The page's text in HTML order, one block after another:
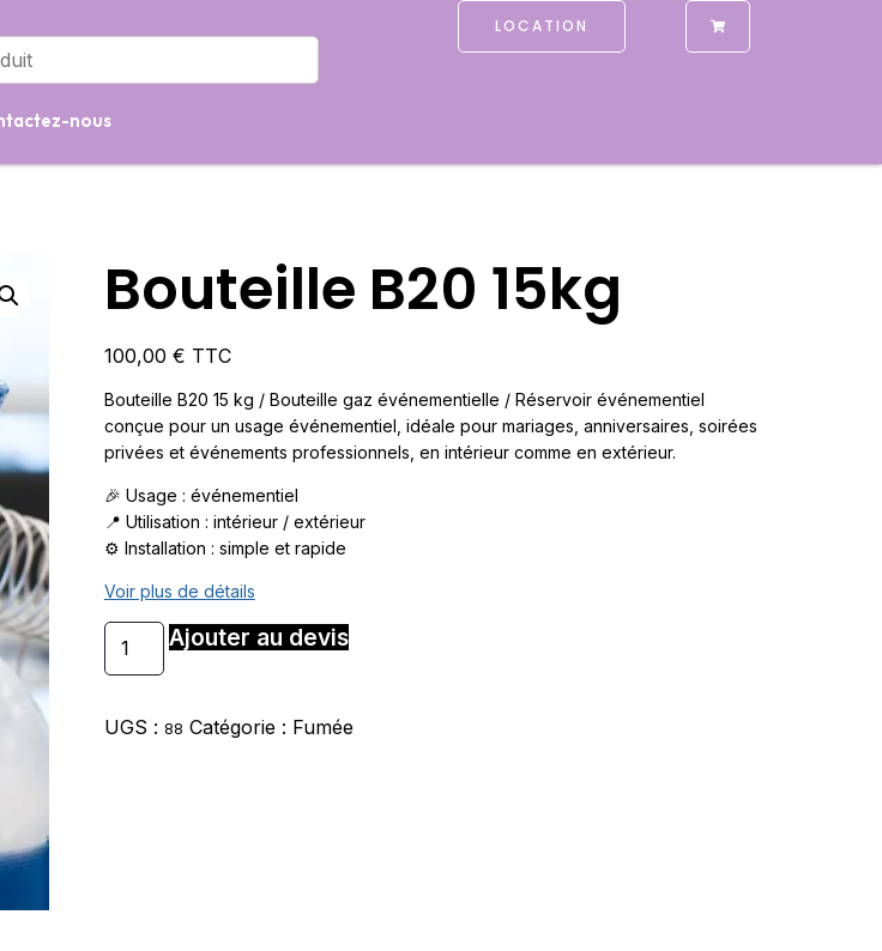
LOCATION
nous
Bouteille B20 15kg
100,00 € TTC
Bouteille B20 15 kg / Bouteille gaz événementielle / Réservoir événementiel
conçue pour un usage événementiel, idéale pour mariages, anniversaires, soirées
privées et événements professionnels, en intérieur comme en extérieur.
🎉 Usage : événementiel
📍 Utilisation : intérieur / extérieur
⚙️ Installation : simple et rapide
Voir plus de détails
Ajouter au devis
UGS : 88 Catégorie : Fumée